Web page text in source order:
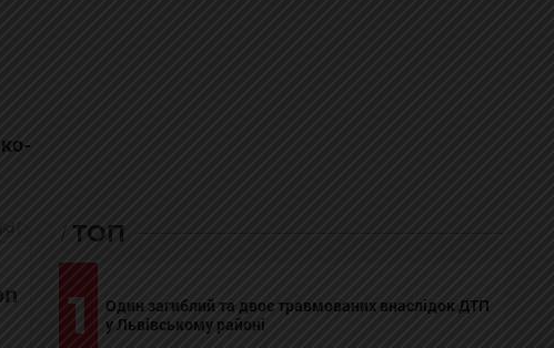
ТОП
1
Один загиблий та двоє травмованих внаслідок ДТП
у Львівському районі